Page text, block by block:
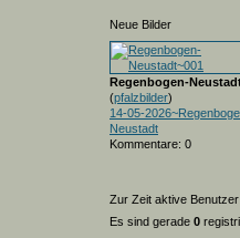
Neue Bilder
Regenbogen-
(pfalzbilder)
14-05-
Neustadt
Kommentare: 0
Zur Zeit aktive
Es sind gerade 0